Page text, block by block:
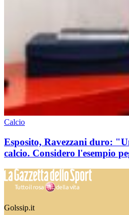
Calcio
Esposito, Ravezzani duro:
calcio. Considero l'esempio
Golssip.it